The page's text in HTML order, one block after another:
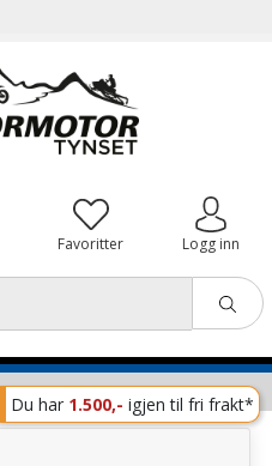
Favoritter Logg inn
Du har 1.500,- igjen til fri frakt*